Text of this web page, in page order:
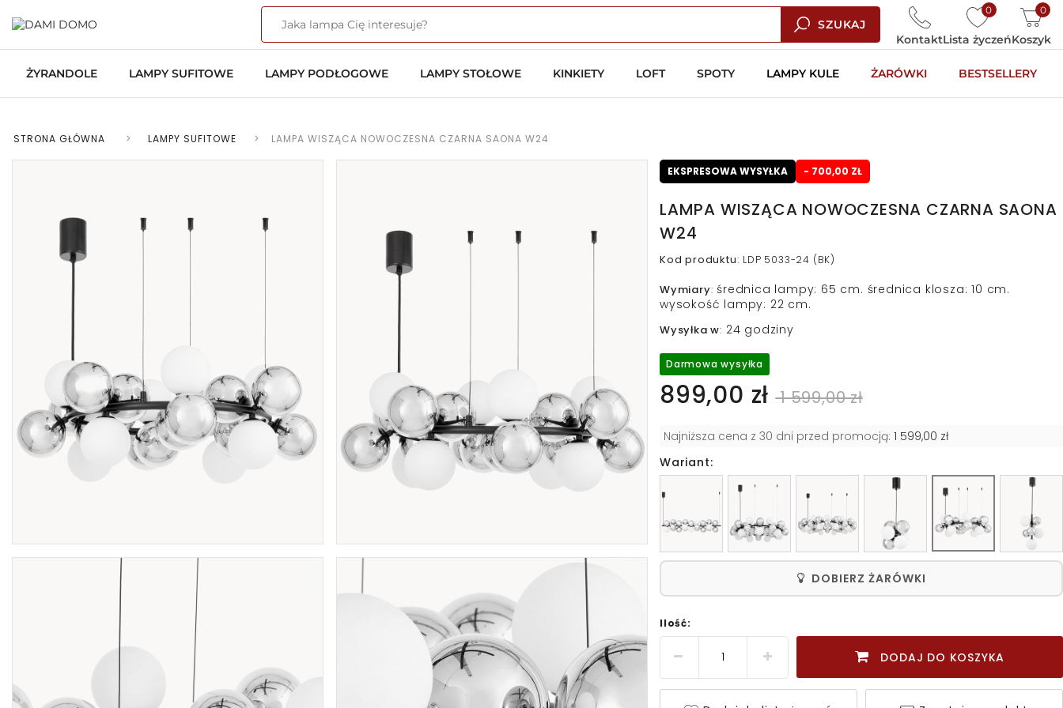
SZUKAJ
0
Lista życzeń
0
Koszyk
Kontakt
ŻYRANDOLE LAMPY SUFITOWE LAMPY PODŁOGOWE LAMPY STOŁOWE KINKIETY LOFT SPOTY LAMPY KULE ŻARÓWKI BESTSELLERY
STRONA GŁÓWNA > LAMPY SUFITOWE > LAMPA WISZĄCA NOWOCZESNA CZARNA SAONA W24
EKSPRESOWA WYSYŁKA - 700,00 ZŁ
LAMPA WISZĄCA NOWOCZESNA CZARNA SAONA
W24
Kod produktu: LDP 5033-24 (BK)
Wymiary: średnica lampy: 65 cm. średnica klosza: 10 cm.
wysokość lampy: 22 cm.
Wysyłka w: 24 godziny
Darmowa wysyłka
899,00 zł 1 599,00 zł
Najniższa cena z 30 dni przed promocją: 1 599,00 zł
Wariant:
DOBIERZ ŻARÓWKI
Ilość:
DODAJ DO KOSZYKA